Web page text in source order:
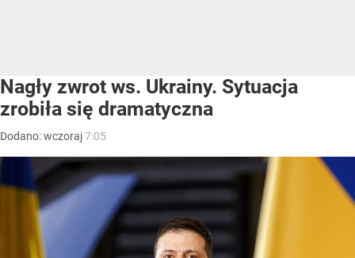
Nagły zwrot ws. Ukrainy. Sytuacja
zrobiła się dramatyczna
Dodano:wczoraj7:05